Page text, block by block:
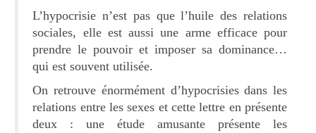
L’hypocrisie n’est pas que l’huile des relations
sociales, elle est aussi une arme efficace pour
prendre le pouvoir et imposer sa dominance…
qui est souvent utilisée.
On retrouve énormément d’hypocrisies dans les
relations entre les sexes et cette lettre en présente
deux : une étude amusante présente les